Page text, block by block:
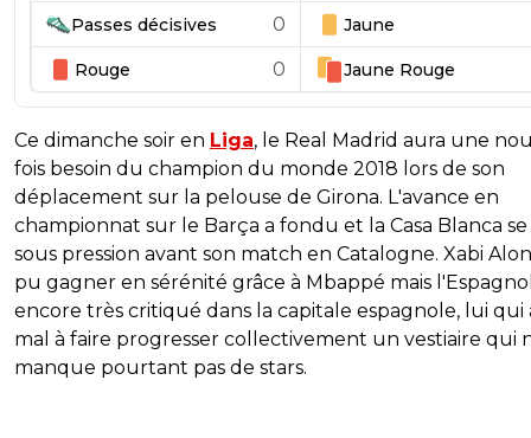
Passes décisives 0 Jaune
Rouge 0 Jaune Rouge
Ce dimanche soir en Liga, le Real Madrid aura une
fois besoin du champion du monde 2018 lors de son
déplacement sur la pelouse de Girona. L'avance en
championnat sur le Barça a fondu et la Casa Blanca se
sous pression avant son match en Catalogne. Xabi
pu gagner en sérénité grâce à Mbappé mais
encore très critiqué dans la capitale espagnole, lui qui
mal à faire progresser collectivement un vestiaire qui
manque pourtant pas de stars.